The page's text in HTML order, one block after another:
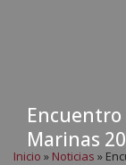
Marinas
Inicio » Noticias »